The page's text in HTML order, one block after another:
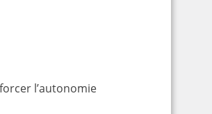
l’autonomie